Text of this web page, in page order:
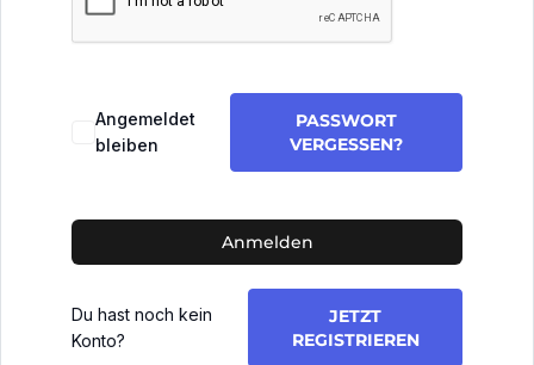
Angemeldet
bleiben
PASSWORT
VERGESSEN?
Anmelden
Du hast noch kein
Konto?
JETZT
REGISTRIEREN